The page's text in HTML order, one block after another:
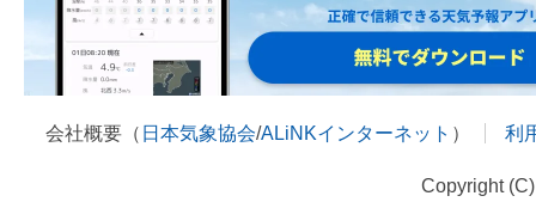
会社概要（ 日本気象協会/ALiNKインターネット ） 利
Copyright